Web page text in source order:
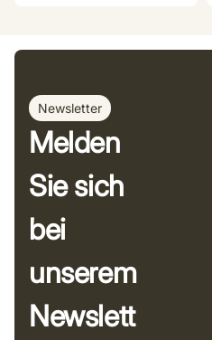
Newsletter
Melden
Sie sich
bei
unserem
Newslett